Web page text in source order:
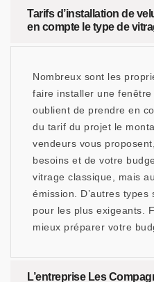
Tarifs d’installation de
en compte le type de
Nombreux sont les
faire installer une
oublient de prendre en
du tarif du projet le
vendeurs vous
besoins et de votre
vitrage classique, mais
émission. D’autres
pour les plus exigeants.
mieux préparer votre
L’entreprise Les